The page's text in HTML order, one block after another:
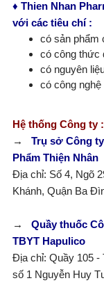
♦ Thien Nhan
với các tiêu chí :
có sản phẩm
có công thức
có nguyên
có công nghệ
Hệ thống Công ty :
→
Trụ sở Công
Phẩm Thiện Nhân
Địa chỉ: Số 4, Ngõ
Khánh, Quận Ba
→
Quầy thuốc
TBYT Hapulico
Địa chỉ: Quầy 105 -
số 1 Nguyễn Huy